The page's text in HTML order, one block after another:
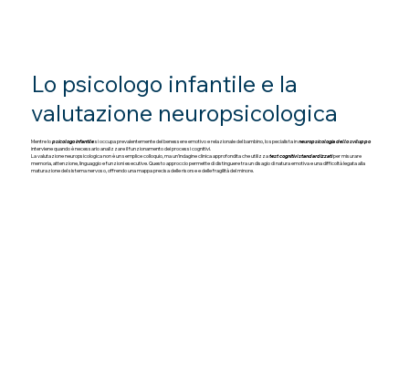
Lo psicologo infantile e la
valutazione neuropsicologica
Mentre lopsicologo infantilesi occupa prevalentemente del benessere emotivo e relazionale del bambino, lo specialista inneuropsicologia dello sviluppo
interviene quando è necessario analizzare il funzionamento dei processi cognitivi.
La valutazione neuropsicologica non è un semplice colloquio, ma un’indagine clinica approfondita che utilizzatest cognitivi standardizzatiper misurare
memoria, attenzione, linguaggio e funzioni esecutive. Questo approccio permette di distinguere tra un disagio di natura emotiva e una difficoltà legata alla
maturazione del sistema nervoso, offrendo una mappa precisa delle risorse e delle fragilità del minore.